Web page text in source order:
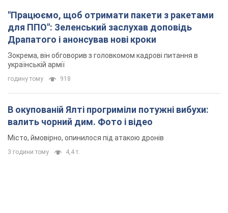
"Працюємо, щоб отримати пакети з ракетами
для ППО": Зеленський заслухав доповідь
Драпатого і анонсував нові кроки
Зокрема, він обговорив з головкомом кадрові питання в
українській армії
годину тому 918
В окупованій Ялті прогриміли потужні вибухи:
валить чорний дим. Фото і відео
Місто, ймовірно, опинилося під атакою дронів
3 години тому 4,4 т.